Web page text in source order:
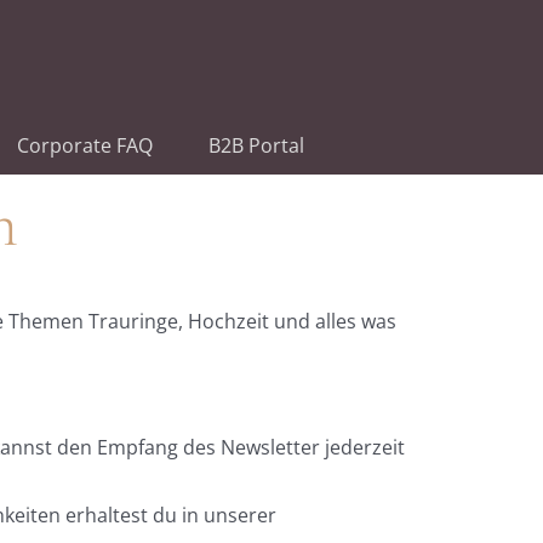
Corporate FAQ B2B Portal
Trauringe, Hochzeit und alles was
den Empfang des Newsletter jederzeit
erhaltest du in unserer